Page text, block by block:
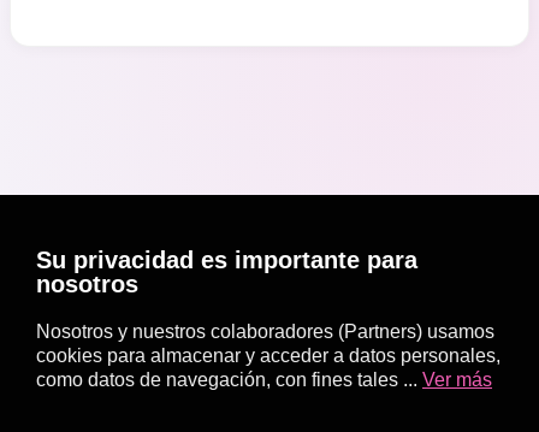
Su privacidad es importante para
nosotros
Nosotros y nuestros colaboradores (Partners) usamos
cookies para almacenar y acceder a datos personales,
como datos de navegación, con fines tales ... Ver más